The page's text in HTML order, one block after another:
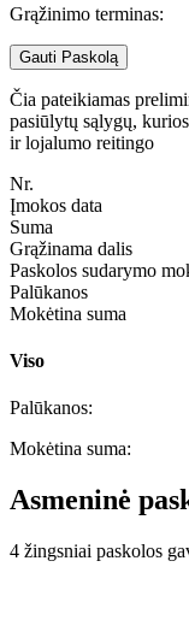
Grąžinimo terminas:
Gauti Paskolą
Čia pateikiamas
pasiūlytų sąlygų,
ir lojalumo reitingo
Nr.
Įmokos data
Suma
Grąžinama dalis
Paskolos sudarymo
Palūkanos
Mokėtina suma
Viso
Palūkanos:
Mokėtina suma:
Asmeninė
4 žingsniai paskolos